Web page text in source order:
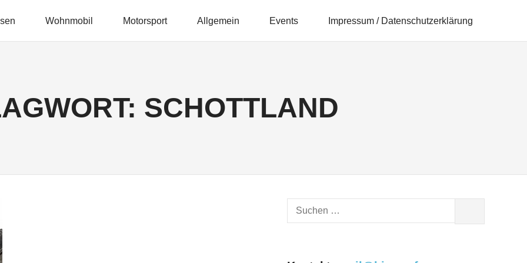
Wohnmobil Motorsport Allgemein Events Impressum / Datenschutzerklärung
SCHOTTLAND
Suchen